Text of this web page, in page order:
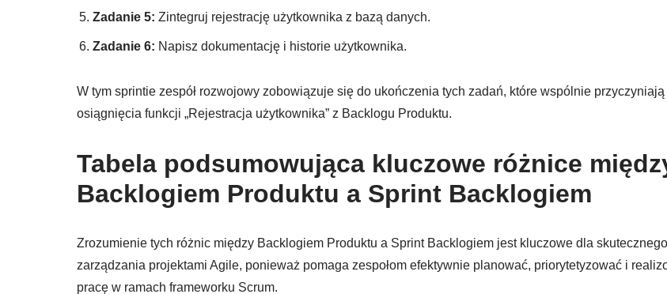
Zadanie 5: Zintegruj rejestrację użytkownika z bazą danych.
Zadanie 6: Napisz dokumentację i historie użytkownika.
W tym sprintie zespół rozwojowy zobowiązuje się do ukończenia tych zadań, które wspólnie
osiągnięcia funkcji „Rejestracja użytkownika” z Backlogu Produktu.
Tabela podsumowująca kluczowe różnice
Backlogiem Produktu a Sprint Backlogiem
Zrozumienie tych różnic między Backlogiem Produktu a Sprint Backlogiem jest kluczowe dla skutecznego
zarządzania projektami Agile, ponieważ pomaga zespołom efektywnie planować, priorytetyzować i
pracę w ramach frameworku Scrum.